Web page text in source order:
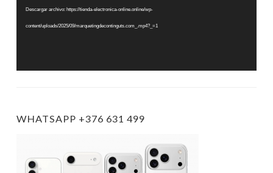
Descargar archivo: https://tienda-electronica-online.online/wp-
content/uploads/2025/09/marquetingdecontinguts.com_.mp4?_=1
WHATSAPP +376 631 499